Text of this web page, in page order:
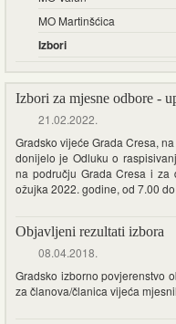
MO Martinšćica
Izbori
Izbori za mjesne odbore -
21.02.2022.
Gradsko vijeće Grada Cresa,
donijelo je Odluku o
na području Grada Cresa i za
ožujka 2022. godine, od 7.00
Objavljeni rezultati izbora
08.04.2018.
Gradsko izborno povjerenstvo
za članova/članica vijeća